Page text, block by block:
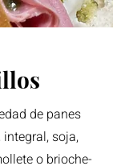
de panes
soja,
o brioche-